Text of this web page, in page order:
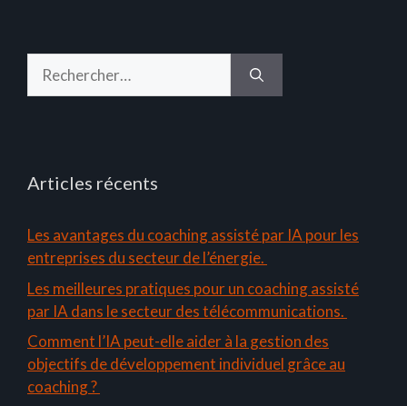
Articles récents
Les avantages du coaching assisté par IA pour les
entreprises du secteur de l’énergie.
Les meilleures pratiques pour un coaching assisté
par IA dans le secteur des télécommunications.
Comment l’IA peut-elle aider à la gestion des
objectifs de développement individuel grâce au
coaching ?